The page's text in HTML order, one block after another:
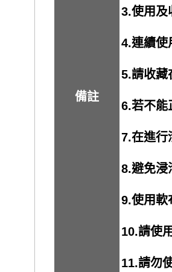
備註
3.使用及
4.連續使
5.請收藏
6.若不能
7.在進行
8.避免浸
9.使用軟
10.請使
11.請勿